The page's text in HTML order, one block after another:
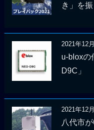
き」を
2021年12
u-bloxの
D9C」
2021年12
八代市